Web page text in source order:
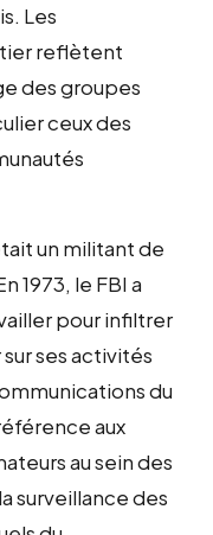
Les
reflètent
des groupes
ceux des
un militant de
1973, le FBI a
pour infiltrer
ses activités
du
aux
au sein des
surveillance des